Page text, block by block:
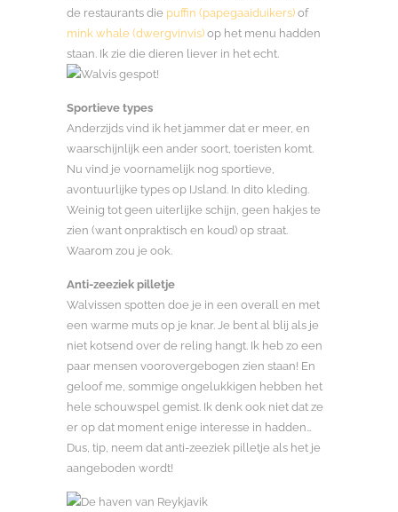
de restaurants die puffin (papegaaiduikers) of
mink whale (dwergvinvis) op het menu hadden
staan. Ik zie die dieren liever in het echt.
Sportieve types
Anderzijds vind ik het jammer dat er meer, en
waarschijnlijk een ander soort, toeristen komt.
Nu vind je voornamelijk nog sportieve,
avontuurlijke types op IJsland. In dito kleding.
Weinig tot geen uiterlijke schijn, geen hakjes te
zien (want onpraktisch en koud) op straat.
Waarom zou je ook.
Anti-zeeziek pilletje
Walvissen spotten doe je in een overall en met
een warme muts op je knar. Je bent al blij als je
niet kotsend over de reling hangt. Ik heb zo een
paar mensen voorovergebogen zien staan! En
geloof me, sommige ongelukkigen hebben het
hele schouwspel gemist. Ik denk ook niet dat ze
er op dat moment enige interesse in hadden…
Dus, tip, neem dat anti-zeeziek pilletje als het je
aangeboden wordt!